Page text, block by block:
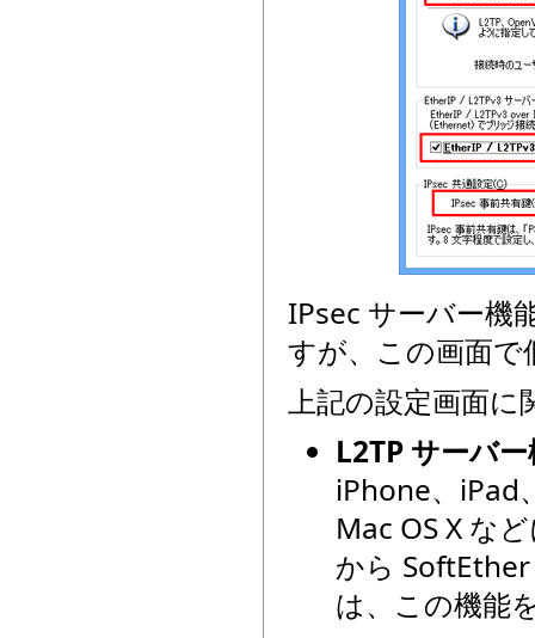
IPsec サーバー機
すが、この画面
上記の設定画面に
L2TP サーバ
iPhone、iPad
Mac OS X な
から
は、この機能